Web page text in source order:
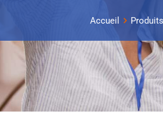
Accueil Produits